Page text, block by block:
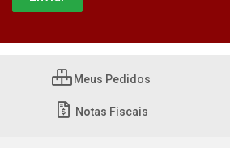
Meus Pedidos
Notas Fiscais